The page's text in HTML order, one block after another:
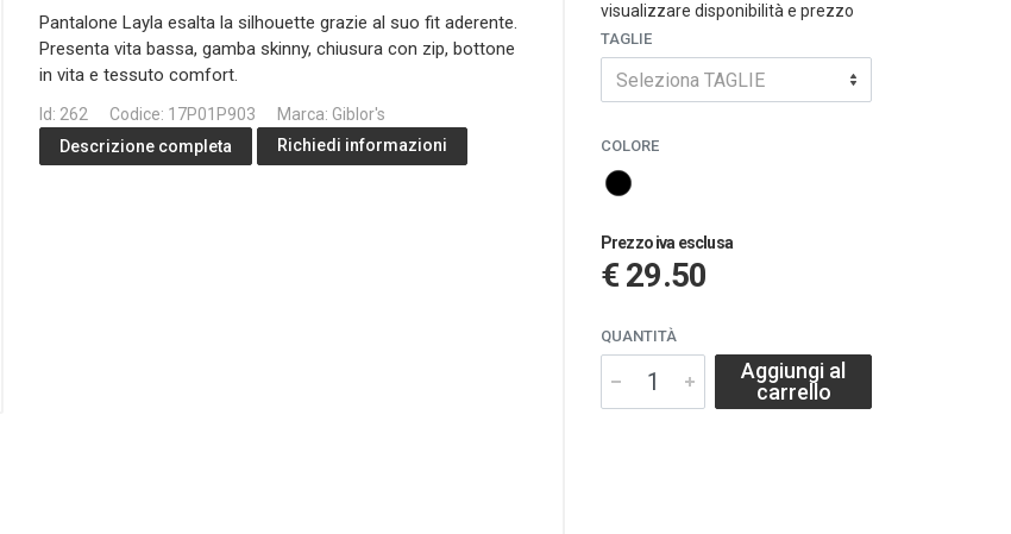
Pantalone Layla esalta la silhouette grazie al suo fit aderente.
Presenta vita bassa, gamba skinny, chiusura con zip, bottone
in vita e tessuto comfort.
Id: 262 Codice: 17P01P903
Marca: Giblor's
Descrizione completa
Richiedi informazioni
visualizzare disponibilità e prezzo
TAGLIE
Seleziona TAGLIE
COLORE
Prezzo iva esclusa
€ 29.50
QUANTITÀ
Aggiungi al
carrello